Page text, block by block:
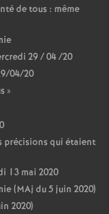
de tous : même
29 / 04 /20
04/20
»
précisions qui étaient
13 mai 2020
(MAj du 5 juin 2020)
2020)